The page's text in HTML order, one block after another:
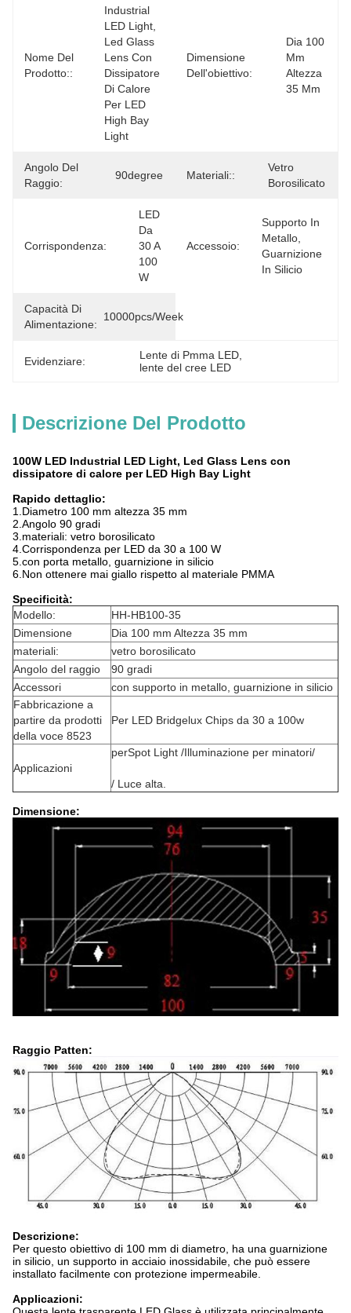
Nome Del
Prodotto::
Industrial
LED Light,
Led Glass
Lens Con
Dissipatore
Di Calore
Per LED
High Bay
Light
Dimensione
Dell'obiettivo:
Dia 100
Mm
Altezza
35 Mm
Angolo Del
Raggio:
90degree Materiali::
Vetro
Borosilicato
Corrispondenza:
LED
Da
30 A
100
W
Accessoio:
Supporto In
Metallo,
Guarnizione
In Silicio
Capacità Di
Alimentazione:
10000pcs/week
Evidenziare: Lente di Pmma LED
lente del cree LED
Descrizione Del Prodotto
100W LED Industrial LED Light, Led Glass Lens con
dissipatore di calore per LED High Bay Light
Rapido dettaglio:
1.Diametro 100 mm altezza 35 mm
2.Angolo 90 gradi
3. materiali: vetro borosilicato
4. Corrispondenza per LED da 30 a 100 W
5.con porta metallo, guarnizione in silicio
6. Non ottenere mai giallo rispetto al materiale PMMA
Specificità:
Modello:
HH-HB100-35
Dimensione
Dia 100 mm Altezza 35 mm
materiali:
vetro borosilicato
Angolo del raggio
90 gradi
Accessori
con supporto in metallo, guarnizione in silicio
Fabbricazione a
partire da prodotti
della voce 8523
Per LED Bridgelux Chips da 30 a 100w
Applicazioni
perSpot Light /Illuminazione per minatori/
/ Luce alta.
Dimensione:
Raggio Patten:
Descrizione:
Per questo obiettivo di 100 mm di diametro, ha una guarnizione
in silicio, un supporto in acciaio inossidabile, che può essere
installato facilmente con protezione impermeabile.
Applicazioni: